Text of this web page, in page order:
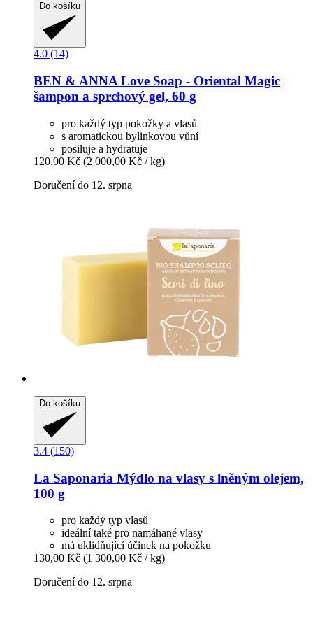
Do košíku
4.0 (14)
BEN & ANNA Love Soap -​ Oriental Magic
šampon a sprchový gel, 60 g
pro každý typ pokožky a vlasů
s aromatickou bylinkovou vůní
posiluje a hydratuje
120,00 Kč (2 000,00 Kč / kg)
Doručení do 12. srpna
Do košíku
3.4 (150)
La Saponaria Mýdlo na vlasy s lněným olejem,
100 g
pro každý typ vlasů
ideální také pro namáhané vlasy
má uklidňující účinek na pokožku
130,00 Kč (1 300,00 Kč / kg)
Doručení do 12. srpna